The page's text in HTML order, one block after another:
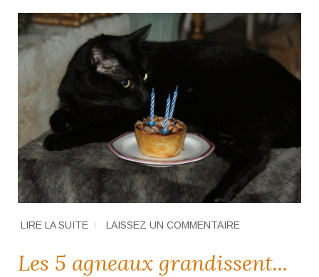
LIRE LA SUITE LAISSEZ UN COMMENTAIRE
Les 5 agneaux grandissent...